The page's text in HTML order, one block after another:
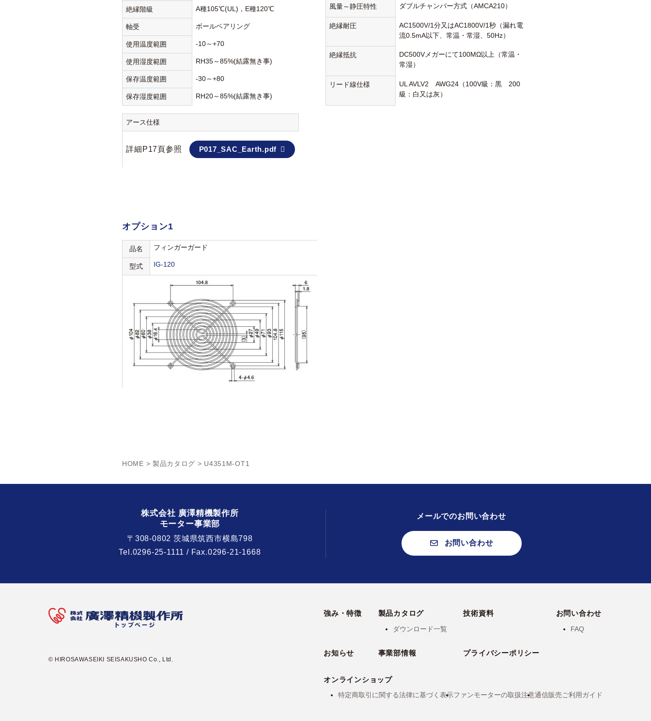
絶縁階級 A種105℃(UL)，E種120℃
軸受 ボールベアリング
使用温度範囲 -10～+70
使用湿度範囲 RH35～85%(結露無き事)
保存温度範囲 -30～+80
保存湿度範囲 RH20～85%(結露無き事)
風量～静圧特性 ダブルチャンバー方式（AMCA210）
絶縁耐圧
AC1500V/1分又はAC1800V/1秒（漏れ電
流0.5mA以下、常温・常湿、50Hz）
絶縁抵抗
DC500Vメガーにて100MΩ以上（常温・
常湿）
リード線仕様
UL AVLV2 AWG24（100V級：黒 200
級：白又は灰）
アース仕様
詳細P17頁参照 P017_SAC_Earth.pdf
オプション1
品名 フィンガーガード
型式 IG-120
HOME > 製品カタログ > U4351M-OT1
メールでのお問い合わせ
お問い合わせ
株式会社 廣澤精機製作所
モーター事業部
〒308-0802 茨城県筑西市横島798
Tel.0296-25-1111 / Fax.0296-21-1668
© HIROSAWASEIKI SEISAKUSHO Co., Ltd.
強み・特徴 製品カタログ
ダウンロード一覧
技術資料 お問い合わせ
FAQ
お知らせ 事業部情報 プライバシーポリシー
オンラインショップ
特定商取引に関する法律に基づく表示ファンモーターの取扱注意通信販売ご利用ガイド